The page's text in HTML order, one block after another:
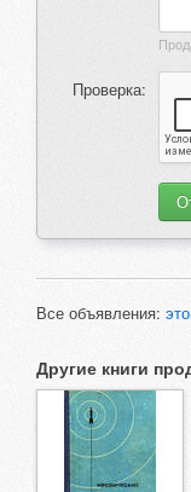
Проверка:
Все объявления:
Другие книги